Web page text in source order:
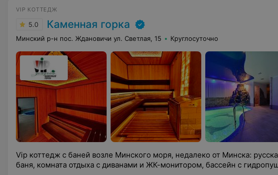
VIP КОТТЕДЖ
5.0 Каменная горка
Минский р-н пос. Ждановичи ул. Светлая, 15 Круглосуточно
Vip коттедж с баней возле Минского моря, недалеко от Минска:
баня, комната отдыха с диванами и ЖК-монитором, бассейн с